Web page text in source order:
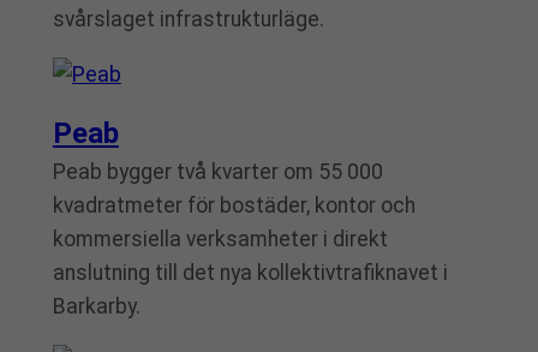
svårslaget infrastrukturläge.
Peab
Peab bygger två kvarter om 55 000
kvadratmeter för bostäder, kontor och
kommersiella verksamheter i direkt
anslutning till det nya kollektivtrafiknavet i
Barkarby.